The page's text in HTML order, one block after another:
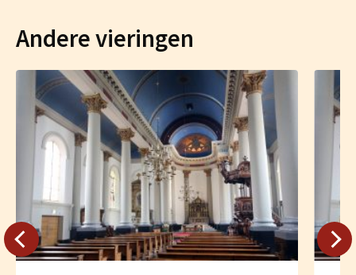
Andere vieringen